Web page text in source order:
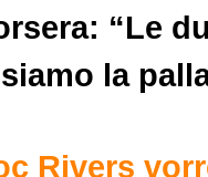
“Le
la
Rivers